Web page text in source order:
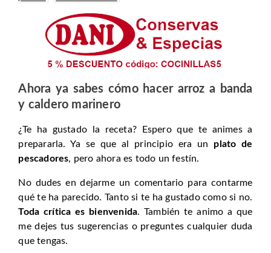
Ahora ya sabes cómo hacer arroz a banda
y caldero marinero
¿Te ha gustado la receta? Espero que te animes a
prepararla. Ya se que al principio era un plato de
pescadores, pero ahora es todo un festín.
No dudes en dejarme un comentario para contarme
qué te ha parecido. Tanto si te ha gustado como si no.
Toda crítica es bienvenida. También te animo a que
me dejes tus sugerencias o preguntes cualquier duda
que tengas.